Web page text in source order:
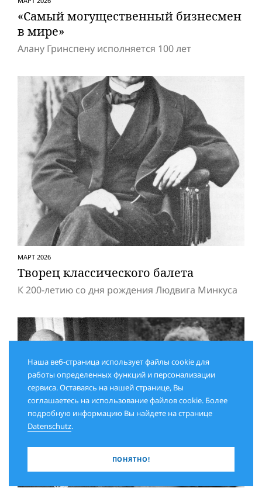
«Самый могущественный бизнесмен
в мире»
Алану Гринспену исполняется 100 лет
МАРТ 2026
Творец классического балета
К 200-летию со дня рождения Людвига Минкуса
Наша веб-страница использует файлы cookie для
работы определенных функций и персонализации
сервиса. Оставаясь на нашей странице, Вы
соглашаетесь на использование файлов cookie. Более
подробную информацию Вы найдете на странице
Datenschutz.
ПОНЯТНО!